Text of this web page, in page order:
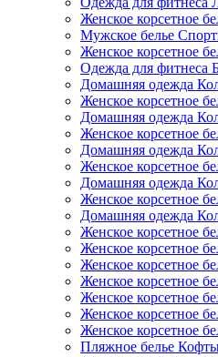
Женское корсетное
Мужское белье
Женское корсетное
Одежда для фитнеса
Домашняя одежда
Женское корсетное
Домашняя одежда
Женское корсетное
Домашняя одежда
Женское корсетное
Домашняя одежда
Женское корсетное
Домашняя одежда
Женское корсетное
Женское корсетное
Женское корсетное
Женское корсетное
Женское корсетное
Женское корсетное
Женское корсетное
Пляжное белье